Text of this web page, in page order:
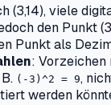
(3,14), viele
den Punkt
Punkt als
:
(-3)^2 = 9,
werden